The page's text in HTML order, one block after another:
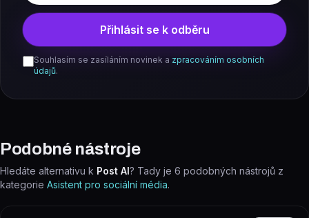
Přihlásit se k odběru
Souhlasím se zasíláním novinek a zpracováním osobních
údajů.
Podobné nástroje
Hledáte alternativu k Post AI? Tady je 6 podobných nástrojů z
kategorie Asistent pro sociální média.